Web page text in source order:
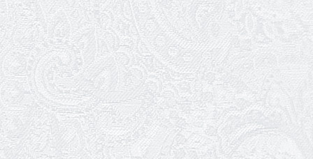
26.04.2026
З першою прем'єрою 2026 року!
25.04.2026
Трудовий ювілей Ауріки Ахметової
24.04.2026
З прем'єрою вистави «Божевільна
родина»!